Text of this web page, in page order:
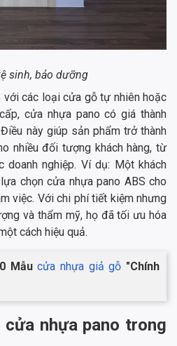
sinh, bảo dưỡng
với các loại cửa gỗ tự nhiên hoặc
cửa nhựa pano có giá thành
này giúp sản phẩm trở thành
nhiều đối tượng khách hàng, từ
doanh nghiệp. Ví dụ: Một khách
chọn cửa nhựa pano ABS cho
việc. Với chi phí tiết kiệm nhưng
và thẩm mỹ, họ đã tối ưu hóa
cách hiệu quả.
Mẫucửa nhựa giả gỗ "Chính
cửa nhựa pano trong